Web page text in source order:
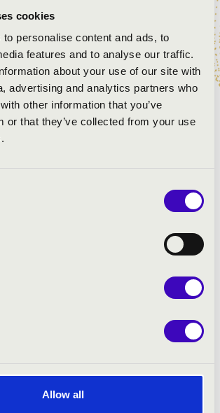
cookies
personalise content and ads, to
features and to analyse our traffic.
about your use of our site with
advertising and analytics partners who
other information that you’ve
or that they’ve collected from your use
Allow all
- zenei vezető és karnagy
- gregorián
Omnes gentes plaudite manibus
– gregorián
dies Pentecostes – gregorián
complerentur – Dum ergo essent
BWV 552